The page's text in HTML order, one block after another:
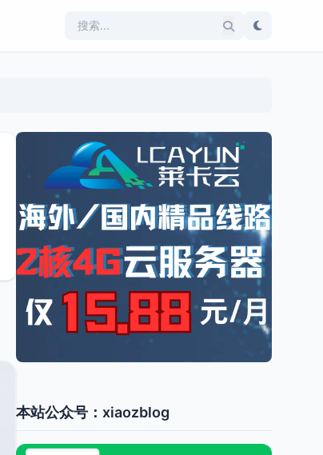
本站公众号：xiaozblog